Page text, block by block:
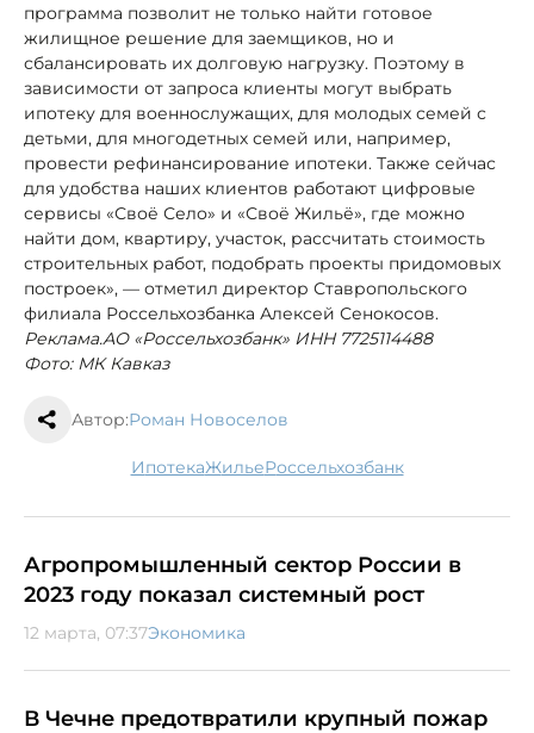
программа позволит не только найти готовое
жилищное решение для заемщиков, но и
сбалансировать их долговую нагрузку. Поэтому в
зависимости от запроса клиенты могут выбрать
ипотеку для военнослужащих, для молодых семей с
детьми, для многодетных семей или, например,
провести рефинансирование ипотеки. Также сейчас
для удобства наших клиентов работают цифровые
сервисы «Своё Село» и «Своё Жильё», где можно
найти дом, квартиру, участок, рассчитать стоимость
строительных работ, подобрать проекты придомовых
построек», — отметил директор Ставропольского
филиала Россельхозбанка Алексей Сенокосов.
Реклама.АО «Россельхозбанк» ИНН 7725114488
Фото: МК Кавказ
Автор:Роман Новоселов
ипотека жилье Россельхозбанк
Агропромышленный сектор России в
2023 году показал системный рост
12 марта, 07:37Экономика
В Чечне предотвратили крупный пожар